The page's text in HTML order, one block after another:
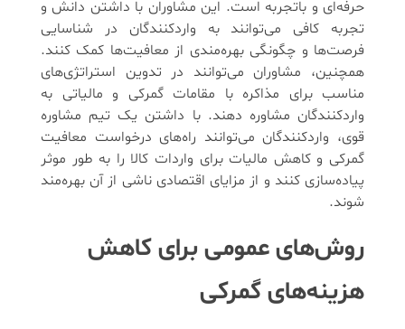
حرفه‌ای و باتجربه است. این مشاوران با داشتن دانش و
تجربه کافی می‌توانند به واردکنندگان در شناسایی
فرصت‌ها و چگونگی بهره‌مندی از معافیت‌ها کمک کنند.
همچنین، مشاوران می‌توانند در تدوین استراتژی‌های
مناسب برای مذاکره با مقامات گمرکی و مالیاتی به
واردکنندگان مشاوره دهند. با داشتن یک تیم مشاوره
قوی، واردکنندگان می‌توانند راه‌های درخواست معافیت
گمرکی و کاهش مالیات برای واردات کالا را به طور موثر
پیاده‌سازی کنند و از مزایای اقتصادی ناشی از آن بهره‌مند
شوند.
روش‌های عمومی برای کاهش
هزینه‌های گمرکی